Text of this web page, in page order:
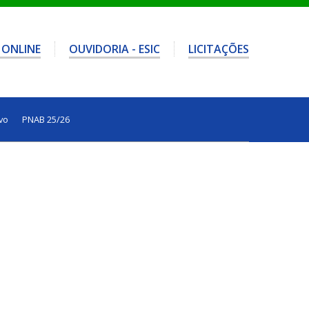
OUVIDORIA - ESIC LICITAÇÕES
PNAB 25/26